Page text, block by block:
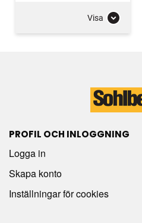
Visa
PROFIL OCH INLOGGNING
Logga in
Skapa konto
Inställningar för cookies